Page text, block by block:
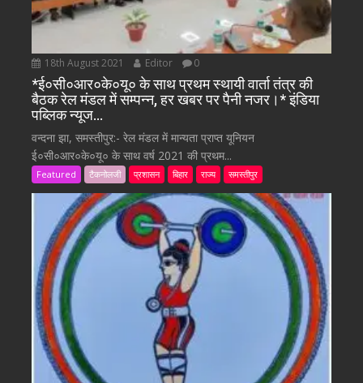
18th August 2021 Editor 0
*ई०सी०आर०के०यू० के साथ प्रथम स्थायी वार्ता तंत्र की
बैठक रेल मंडल में सम्पन्न, हर खबर पर पैनी नजर।* इंडिया
पब्लिक न्यूज…
वन्दना झा, समस्तीपुर:- रेल मंडल में मान्यता प्राप्त यूनियन
ई०सी०आर०के०यू० के साथ वर्ष 2021 की प्रथम...
Featured टैकनोलजी प्रशासन बिहार राज्य समस्तीपुर